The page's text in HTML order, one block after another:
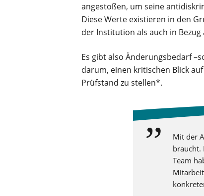
angestoßen, um seine
Diese Werte existieren in den
der Institution als auch in
Es gibt also Änderungsbedarf
darum, einen kritischen Blick
Prüfstand zu stellen*.
Mit der
braucht.
Team